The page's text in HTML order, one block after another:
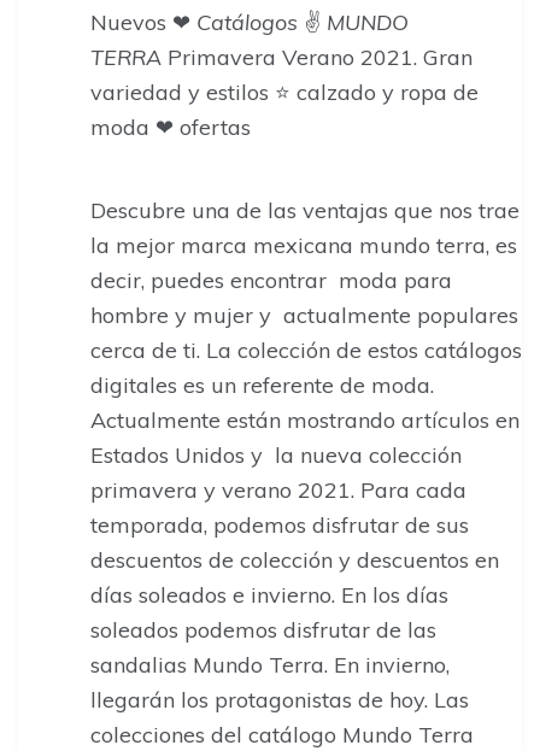
Nuevos ❤ Catálogos ✌ MUNDO
TERRA Primavera Verano 2021. Gran
variedad y estilos ⭐ calzado y ropa de
moda ❤ ofertas
Descubre una de las ventajas que nos trae
la mejor marca mexicana mundo terra, es
decir, puedes encontrar moda para
hombre y mujer y actualmente populares
cerca de ti. La colección de estos catálogos
digitales es un referente de moda.
Actualmente están mostrando artículos en
Estados Unidos y la nueva colección
primavera y verano 2021. Para cada
temporada, podemos disfrutar de sus
descuentos de colección y descuentos en
días soleados e invierno. En los días
soleados podemos disfrutar de las
sandalias Mundo Terra. En invierno,
llegarán los protagonistas de hoy. Las
colecciones del catálogo Mundo Terra